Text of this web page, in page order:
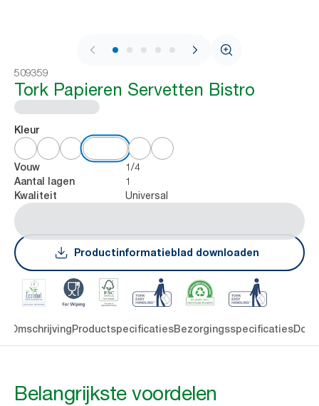
1 / 5
509359
Tork Papieren Servetten Bistro
Kleur
Vouw 1/4
Aantal lagen 1
Kwaliteit Universal
Productinformatieblad downloaden
OmschrijvingProductspecificatiesBezorgingsspecificaties
Belangrijkste voordelen